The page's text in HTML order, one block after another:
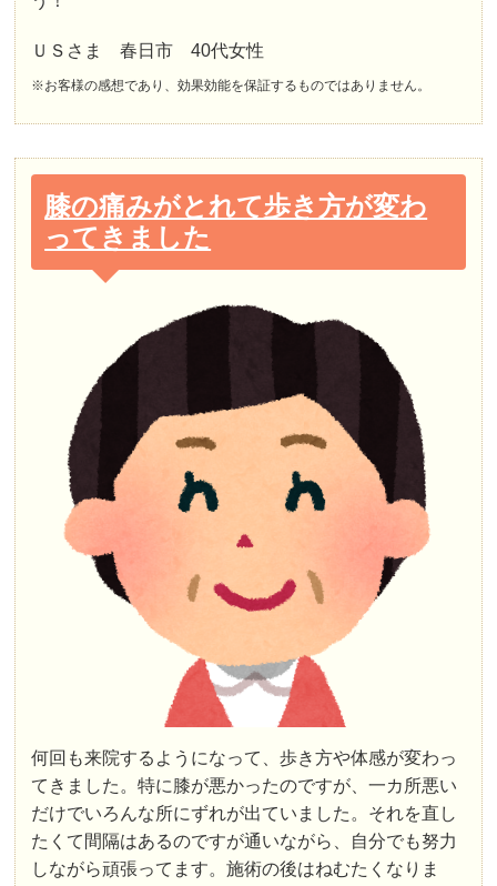
ＵＳさま 春日市 40代女性
※お客様の感想であり、効果効能を保証するものではありません。
膝の痛みがとれて歩き方が変わ
ってきました
何回も来院するようになって、歩き方や体感が変わっ
てきました。特に膝が悪かったのですが、一カ所悪い
だけでいろんな所にずれが出ていました。それを直し
たくて間隔はあるのですが通いながら、自分でも努力
しながら頑張ってます。施術の後はねむたくなりま